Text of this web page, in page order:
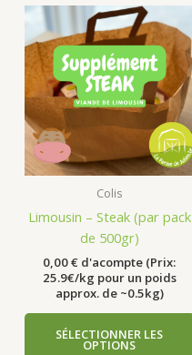
Colis
Limousin – Steak (par pack
de 500gr)
0,00€ d'acompte (Prix:
25.9€/kg pour un poids
approx. de ~0.5kg)
SÉLECTIONNER LES
OPTIONS